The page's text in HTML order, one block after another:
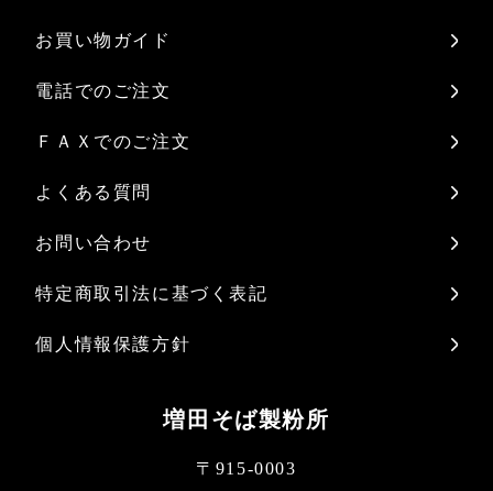
お買い物ガイド
電話でのご注文
ＦＡＸでのご注文
よくある質問
お問い合わせ
特定商取引法に基づく表記
個人情報保護方針
増田そば製粉所
〒915-0003